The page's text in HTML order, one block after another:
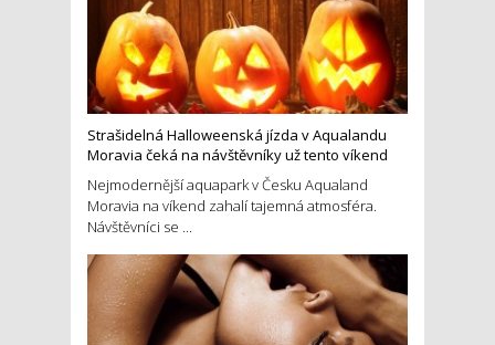
Strašidelná Halloweenská jízda v Aqualandu
Moravia čeká na návštěvníky už tento víkend
Nejmodernější aquapark v Česku Aqualand
Moravia na víkend zahalí tajemná atmosféra.
Návštěvníci se ...